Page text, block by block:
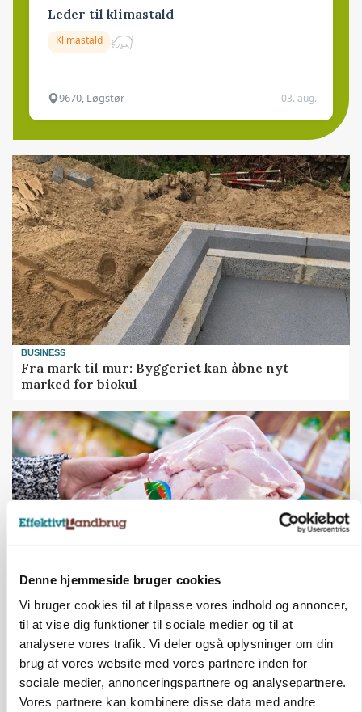
Denne hjemmeside bruger cookies
Vi bruger cookies til at tilpasse vores indhold og annoncer,
til at vise dig funktioner til sociale medier og til at
analysere vores trafik. Vi deler også oplysninger om din
brug af vores website med vores partnere inden for
sociale medier, annonceringspartnere og analysepartnere.
Vores partnere kan kombinere disse data med andre
Leder til klimastald
Klimastald
9670, Løgstør 03. aug.
BUSINESS
Fra mark til mur: Byggeriet kan åbne nyt
marked for biokul
MARKEDSFOKUS
Prisgab på 20 kroner pr. kg vokser: Polsk kylling
presser markedet